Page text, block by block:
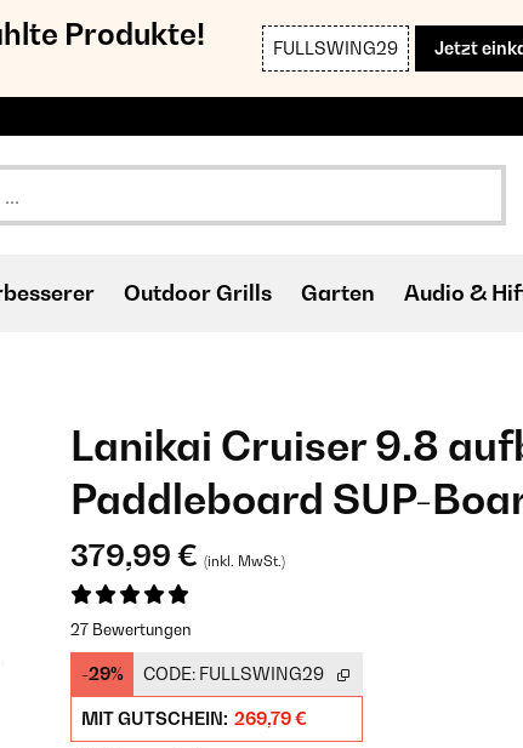
Produkte! FULLSWING29 Jetzt
Outdoor Grills Garten Audio &
Lanikai Cruiser 9.8
Paddleboard SUP-
379,99 € (inkl. MwSt.)
27 Bewertungen
-29% CODE: FULLSWING29
MIT GUTSCHEIN: 269,79 €